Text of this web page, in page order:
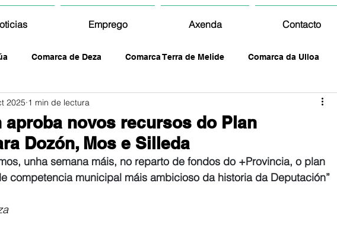
Emprego Axenda Contacto
Comarca de Deza Comarca Terra de Melide Comarca da Ulloa
aproba novos recursos do Plan
Dozón, Mos e Silleda
2025 1 min de lectura
unha semana máis, no reparto de fondos do +Provincia, o plan
competencia municipal máis ambicioso da historia da Deputación”